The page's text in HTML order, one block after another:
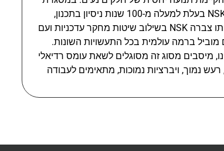
שיפור איכות המוצר, עברנו למיסבי NSK תוצרת יפן. מפני ש-NSK בעלת למעלה מ-100 שנות ניסיון בתכנון,
פיתוח וייצור של רוב המיסבים הקיימים בשוק. הניסיון הרב אותו צברה NSK בשילוב שיטות מחקר עדכניות ועם
ברמה עולמית בכל התעשויות השונות.
מיסבים מסוג זה מסוגלים לשאת עומס רדיאלי
רעש נמוך, ויברציות נמוכות, מתאימים לעבודה